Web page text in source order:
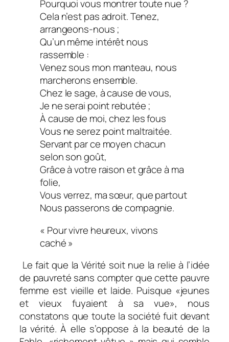
Pourquoi vous montrer toute nue ?
Cela n’est pas adroit. Tenez,
arrangeons-nous ;
Qu’un même intérêt nous
rassemble :
Venez sous mon manteau, nous
marcherons ensemble.
Chez le sage, à cause de vous,
Je ne serai point rebutée ;
À cause de moi, chez les fous
Vous ne serez point maltraitée.
Servant par ce moyen chacun
selon son goût,
Grâce à votre raison et grâce à ma
folie,
Vous verrez, ma sœur, que partout
Nous passerons de compagnie.
« Pour vivre heureux, vivons
caché »
Le fait que la Vérité soit nue la relie à l’idée
de pauvreté sans compter que cette pauvre
femme est vieille et laide. Puisque «jeunes
et vieux fuyaient à sa vue», nous
constatons que toute la société fuit devant
la vérité. À elle s’oppose à la beauté de la